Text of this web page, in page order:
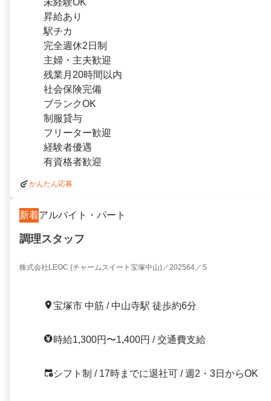
未経験OK
昇給あり
駅チカ
完全週休2日制
主婦・主夫歓迎
残業月20時間以内
社会保険完備
ブランクOK
制服貸与
フリーター歓迎
経験者優遇
有資格者歓迎
かんたん応募
新着アルバイト・パート
調理スタッフ
株式会社LEOC (チャームスイート宝塚中山)／202564／S
宝塚市 中筋 / 中山寺駅 徒歩約6分
時給1,300円〜1,400円 / 交通費支給
シフト制 / 17時までに退社可 / 週2・3日からOK